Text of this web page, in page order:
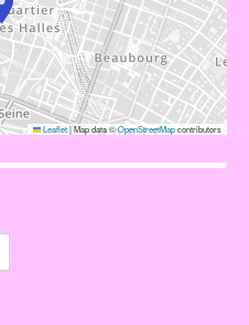
Leaflet|Map data ©OpenStreetMapcontributors